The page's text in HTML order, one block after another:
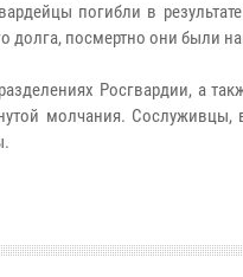
погибли в
долга, посмертно они были
Росгвардии, а
молчания. Сослуживцы,